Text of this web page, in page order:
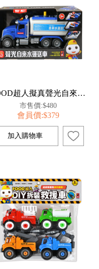
FOOD超人擬真聲光自來水運送車
市售價:$480
會員價:$379